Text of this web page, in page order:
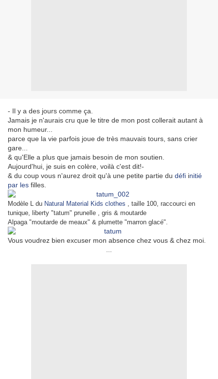
- Il y a des jours comme ça.
Jamais je n'aurais cru que le titre de mon post collerait autant à
mon humeur...
parce que la vie parfois joue de très mauvais tours, sans crier
gare...
& qu'Elle a plus que jamais besoin de mon soutien.
Aujourd'hui, je suis en colère, voilà c'est dit!-
& du coup vous n'aurez droit qu'à une petite partie du défi initié
par les filles.
Modèle L du Natural Material Kids clothes , taille 100, raccourci en
tunique, liberty "tatum" prunelle , gris & moutarde
Alpaga "moutarde de meaux" & plumette "marron glacé".
Vous voudrez bien excuser mon absence chez vous & chez moi.